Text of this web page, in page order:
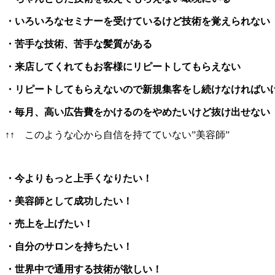
・いろいろなセミナーを受けているけど技術を覚えられない
・苦手な技術、苦手な髪質がある
・来店してくれてもお客様にリピートしてもらえない
・リピートしてもらえないので新規集客をし続けなければい
・毎月、高い広告費をかけるのをやめたいけど抜け出せない
↑↑ このような心から自信を持てていない”美容師”
・今よりもっと上手くなりたい！
・美容師として成功したい！
・売上を上げたい！
・自分のサロンを持ちたい！
・世界中で通用する技術が欲しい！